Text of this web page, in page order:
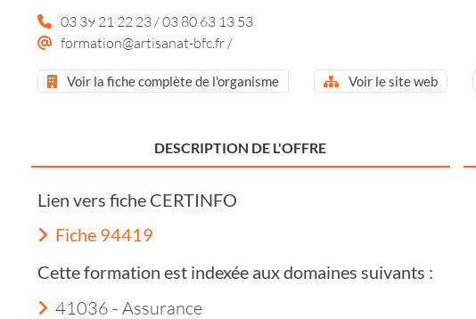
03 39 21 22 23 / 03 80 63 13 53
formation@artisanat-bfc.fr /
Voir la fiche complète de l'organisme Voir le site web
DESCRIPTION DE L'OFFRE
Lien vers fiche CERTINFO
Fiche 94419
Cette formation est indexée aux domaines suivants :
41036 - Assurance